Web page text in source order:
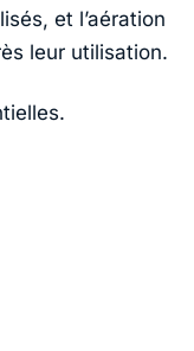
et l’aération
leur utilisation.